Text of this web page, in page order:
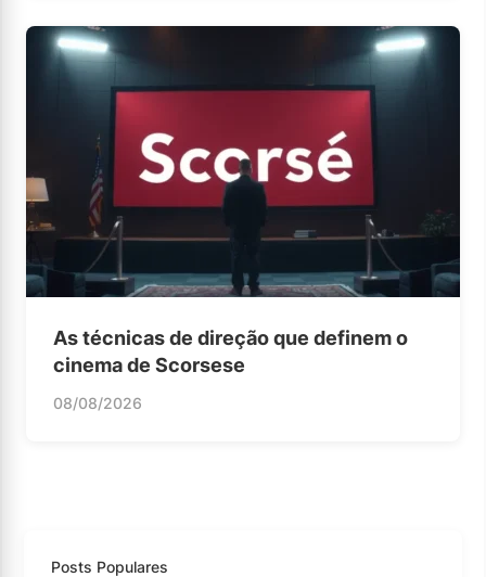
As técnicas de direção que definem o
cinema de Scorsese
08/08/2026
Posts Populares